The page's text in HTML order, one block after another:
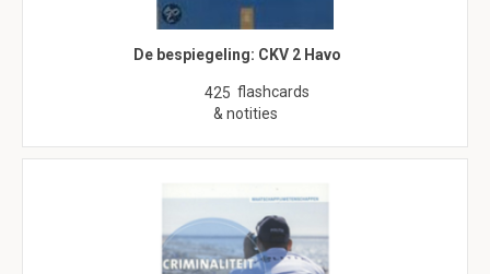
De bespiegeling: CKV 2 Havo
425 flashcards
& notities